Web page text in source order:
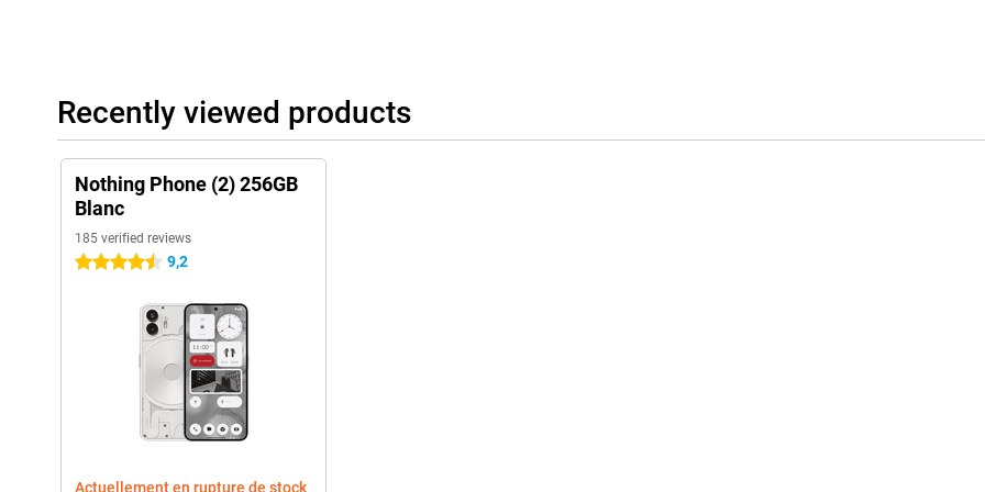
Recently viewed products
Nothing Phone (2) 256GB
Blanc
185 verified reviews
4.5 stars 9,2
Actuellement en rupture de stock